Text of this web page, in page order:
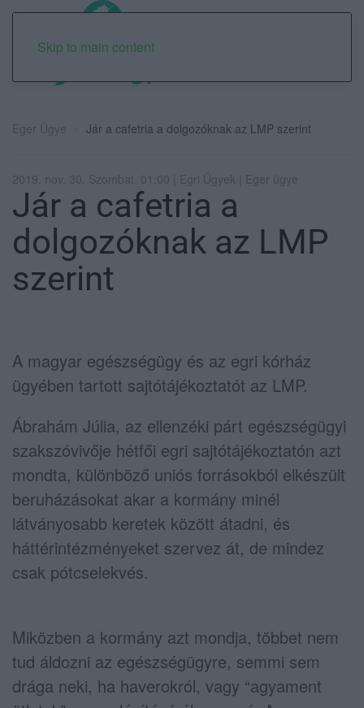
Skip to main content
Eger Ügye Jár a cafetria a dolgozóknak az LMP szerint
2019. nov. 30. Szombat, 01:00 | Egri Ügyek | Eger ügye
Jár a cafetria a
dolgozóknak az LMP
szerint
A magyar egészségügy és az egri kórház
ügyében tartott sajtótájékoztatót az LMP.
Ábrahám Júlia, az ellenzéki párt egészségügyi
szakszóvivője hétfői egri sajtótájékoztatón azt
mondta, különböző uniós forrásokból elkészült
beruházásokat akar a kormány minél
látványosabb keretek között átadni, és
háttérintézményeket szervez át, de mindez
csak pótcselekvés.
Miközben a kormány azt mondja, többet nem
tud áldozni az egészségügyre, semmi sem
drága neki, ha haverokról, vagy “agyament